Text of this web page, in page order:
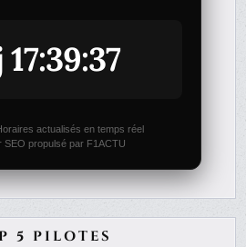
17:39:37
actualisés en temps réel
SEO propulsé par F1ACTU
5 PILOTES